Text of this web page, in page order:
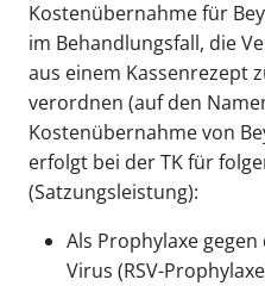
Kostenübernahme für
im Behandlungsfall, die
aus einem Kassenrezept
verordnen (auf den
Kostenübernahme von
erfolgt bei der TK für
(Satzungsleistung):
Als Prophylaxe
Virus (RSV-